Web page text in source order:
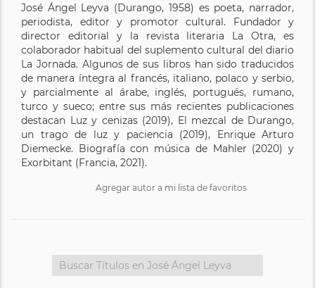
José Ángel Leyva (Durango, 1958) es poeta, narrador,
periodista, editor y promotor cultural. Fundador y
director editorial y la revista literaria La Otra, es
colaborador habitual del suplemento cultural del diario
La Jornada. Algunos de sus libros han sido traducidos
de manera íntegra al francés, italiano, polaco y serbio,
y parcialmente al árabe, inglés, portugués, rumano,
turco y sueco; entre sus más recientes publicaciones
destacan Luz y cenizas (2019), El mezcal de Durango,
un trago de luz y paciencia (2019), Enrique Arturo
Diemecke. Biografía con música de Mahler (2020) y
Exorbitant (Francia, 2021).
Agregar autor a mi lista de favoritos